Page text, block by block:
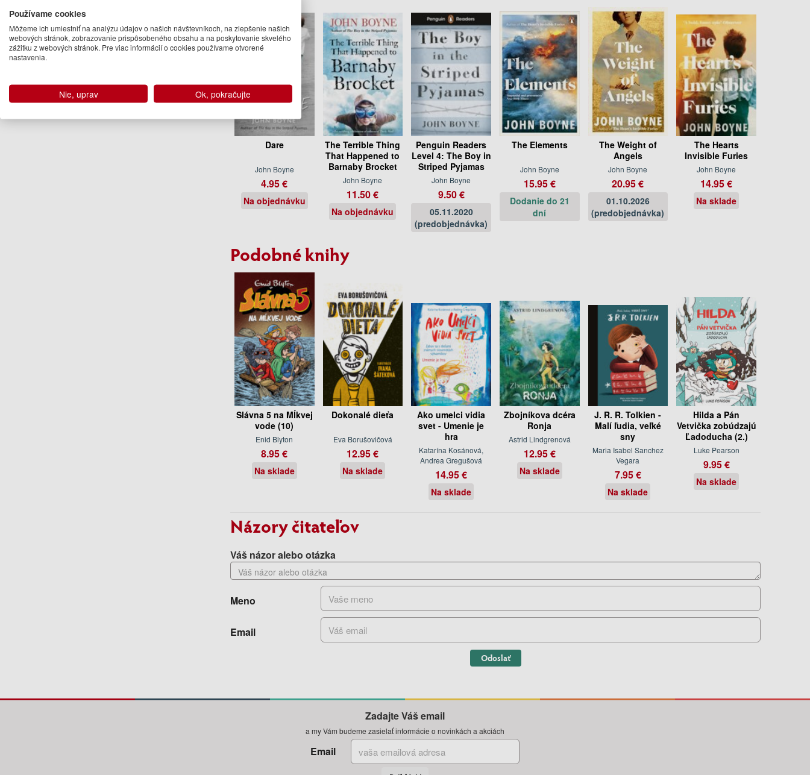
Knihy o Slovensku
Darčekové knihy
Knihy v cudzom jazyku
Dare
John Boyne
4.95 €
Na objednávku
The Terrible Thing
That Happened to
Barnaby Brocket
John Boyne
11.50 €
Na objednávku
Penguin Readers
Level 4: The Boy in
Striped Pyjamas
John Boyne
9.50 €
05.11.2020
(predobjednávka)
The Elements
John Boyne
15.95 €
Dodanie do 21
dní
The Weight of
Angels
John Boyne
20.95 €
01.10.2026
(predobjednávka)
The Hearts
Invisible Furies
John Boyne
14.95 €
Na sklade
Podobné knihy
Slávna 5 na Mĺkvej
vode (10)
Enid Blyton
8.95 €
Na sklade
Dokonalé dieťa
Eva Borušovičová
12.95 €
Na sklade
Ako umelci vidia
svet - Umenie je
hra
Katarína Kosánová,
Andrea Gregušová
14.95 €
Na sklade
Zbojníkova dcéra
Ronja
Astrid Lindgrenová
12.95 €
Na sklade
J. R. R. Tolkien -
Malí ľudia, veľké
sny
Maria Isabel Sanchez
Vegara
7.95 €
Na sklade
Hilda a Pán
Vetvička zobúdzajú
Ľadoducha (2.)
Luke Pearson
9.95 €
Na sklade
Názory čitateľov
Váš názor alebo otázka
Meno
Email
Odoslať
Zadajte Váš email
a my Vám budeme zasielať informácie o novinkách a akciách
Email
Používame cookies
Môžeme ich umiestniť na analýzu údajov o našich návštevníkoch, na zlepšenie našich
webových stránok, zobrazovanie prispôsobeného obsahu a na poskytovanie skvelého
zážitku z webových stránok. Pre viac informácií o cookies používame otvorené
nastavenia.
Nie, uprav Ok, pokračujte